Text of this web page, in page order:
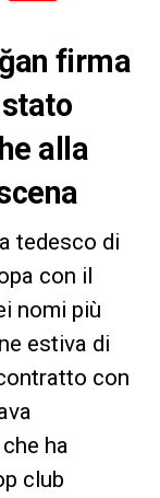
firma
alla
tedesco di
con il
nomi più
estiva di
con
ha
club